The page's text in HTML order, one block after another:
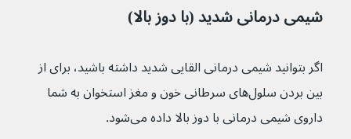
شیمی درمانی شدید (با دوز بالا)
اگر بتوانید شیمی درمانی القایی شدید داشته باشید، برای از
بین بردن سلول‌های سرطانی خون و مغز استخوان به شما
داروی شیمی درمانی با دوز بالا داده می‌شود.